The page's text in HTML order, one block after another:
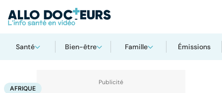
Santé Bien-être Famille Émissions
AccueilSanté Drogues et addictions
AFRIQUE